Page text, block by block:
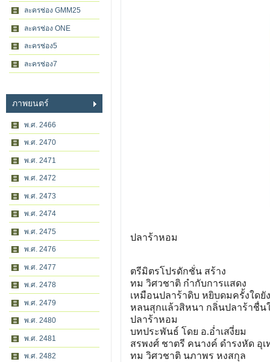
ละครช่อง GMM25
ละครช่อง ONE
ละครช่อง5
ละครช่อง7
ภาพยนตร์
พ.ศ. 2466
พ.ศ. 2470
พ.ศ. 2471
พ.ศ. 2472
พ.ศ. 2473
พ.ศ. 2474
พ.ศ. 2475
พ.ศ. 2476
พ.ศ. 2477
พ.ศ. 2478
พ.ศ. 2479
พ.ศ. 2480
พ.ศ. 2481
พ.ศ. 2482
ปลาร้าหอม
ตรีมิตรโปรดักชั่น สร้าง
ทม วิศวชาติ กำกับการแสดง
เหมือนปลาร้าดิบ หยิบดมครั้งใด
หลนสุกแล้วสิหนา กลิ่นปลาร้าชื่น
ปลาร้าหอม
บทประพันธ์ โดย อ.อ่ำเสงี่ยม
สรพงศ์ ชาตรี คนางค์ ดำรงหัด อุ
ทม วิศวชาติ นภาพร หงสกุล